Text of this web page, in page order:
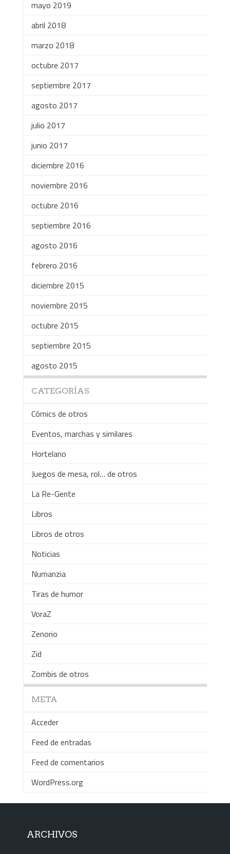
mayo 2019
abril 2018
marzo 2018
octubre 2017
septiembre 2017
agosto 2017
julio 2017
junio 2017
diciembre 2016
noviembre 2016
octubre 2016
septiembre 2016
agosto 2016
febrero 2016
diciembre 2015
noviembre 2015
octubre 2015
septiembre 2015
agosto 2015
CATEGORÍAS
Cómics de otros
Eventos, marchas y similares
Hortelano
Juegos de mesa, rol… de otros
La Re-Gente
Libros
Libros de otros
Noticias
Numanzia
Tiras de humor
VoraZ
Zenorio
Zid
Zombis de otros
META
Acceder
Feed de entradas
Feed de comentarios
WordPress.org
ARCHIVOS